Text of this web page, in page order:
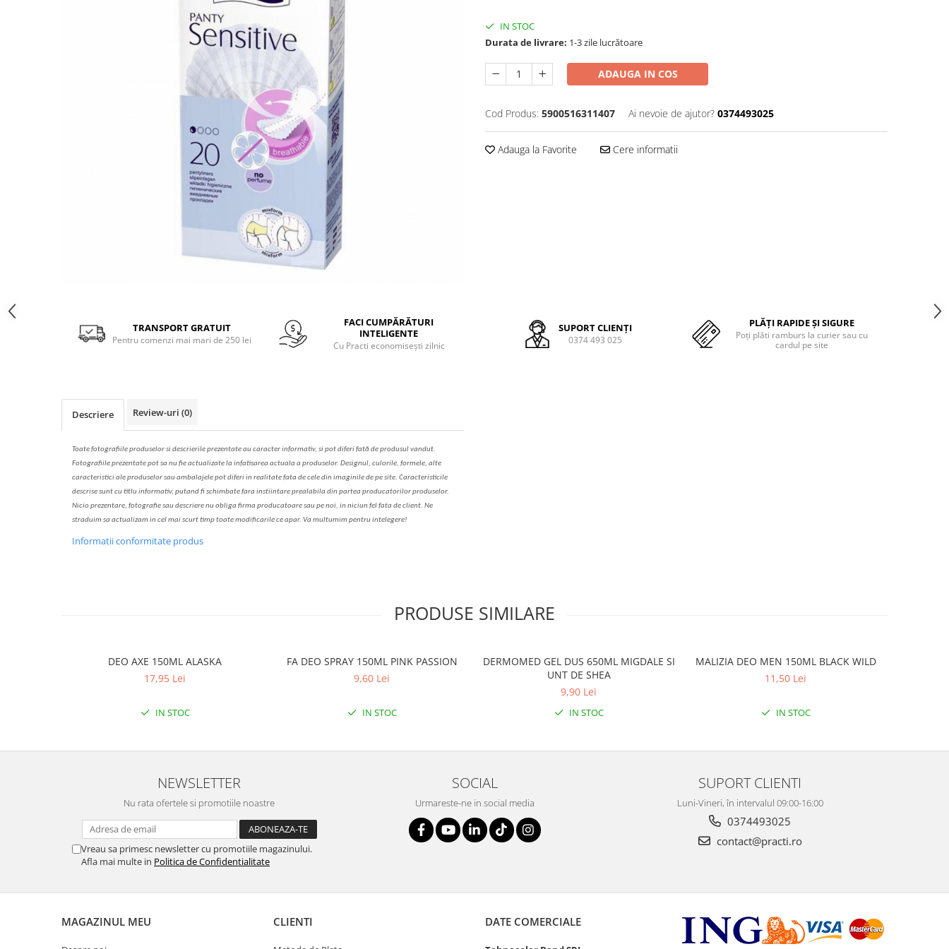
Solutie de indepartat rugina si
Tratament pentru par, conditioner
pentru par, masca de par
Vata demachianta
Facebook
IN STOC
Durata de livrare: 1-3 zile lucrătoare
ADAUGA IN COS
Cod Produs: 5900516311407 Ai nevoie de ajutor? 0374493025
Adauga la Favorite Cere informatii
TRANSPORT GRATUIT
Pentru comenzi mai mari de 250 lei
FACI CUMPĂRĂTURI
INTELIGENTE
Cu Practi economisești zilnic
SUPORT CLIENȚI
0374 493 025
PLĂȚI RAPIDE ȘI SIGURE
Poți plăti ramburs la curier sau cu
cardul pe site
Descriere Review-uri (0)
Toate fotografiile produselorsidescrierileprezentate au caracter informativ, si pot diferi fată de produsul vandut.
Fotografiile prezentate pot sa nu fie actualizate la infatisarea actuala a produselor. Designul, culorile, formele, alte
caracteristici ale produselor sau ambalajele pot diferi in realitate fata de cele din imaginile de pe site. Caracteristicile
descrise sunt cu titlu informativ, putand fi schimbate fara instiintare prealabila din partea producatorilor produselor.
Nicio prezentare, fotografie sau descriere nu obliga firma producatoare sau pe noi, in niciun fel fata de client. Ne
straduim sa actualizam in cel mai scurt timp toate modificarile ce apar. Va multumim pentru intelegere!
Informatii conformitate produs
PRODUSE SIMILARE
DEO AXE 150ML ALASKA
17,95 Lei
IN STOC
FA DEO SPRAY 150ML PINK PASSION
9,60 Lei
IN STOC
DERMOMED GEL DUS 650ML MIGDALE SI
UNT DE SHEA
9,90 Lei
IN STOC
MALIZIA DEO MEN 150ML BLACK WILD
11,50 Lei
IN STOC
NEWSLETTER
Nu rata ofertele si promotiile noastre
Vreau sa primesc newsletter cu promotiile magazinului.
Afla mai multe in Politica de Confidentialitate
SOCIAL
Urmareste-ne in social media
SUPORT CLIENTI
Luni-Vineri, în intervalul 09:00-16:00
0374493025
contact@practi.ro
MAGAZINUL MEU CLIENTI DATE COMERCIALE